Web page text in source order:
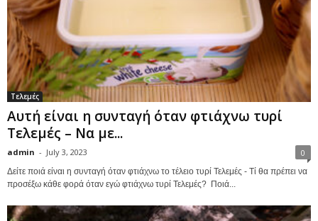
Τελεμές
Αυτή είναι η συνταγή όταν φτιάχνω τυρί
Τελεμές – Να με...
admin - July 3, 2023 0
Δείτε ποιά είναι η συνταγή όταν φτιάχνω το τέλειο τυρί Τελεμές - Τί θα πρέπει να
προσέξω κάθε φορά όταν εγώ φτιάχνω τυρί Τελεμές? Ποιά...